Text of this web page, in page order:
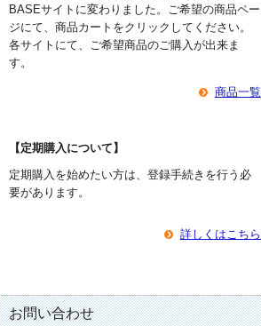
BASEサイトに変わりました。ご希望の商品ペー
ジにて、商品カートをクリックしてください。
各サイトにて、ご希望商品のご購入が出来ま
す。
商品一覧
【定期購入について】
定期購入を始めたい方は、登録手続きを行う必
要があります。
詳しくはこちら
お問い合わせ